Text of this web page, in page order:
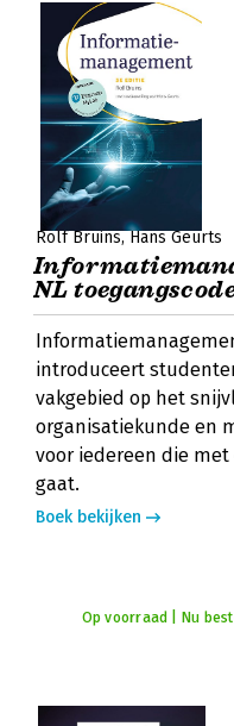
Rolf Bruins Hans Geurts
NL
introduceert
vakgebied op het
organisatiekunde en
voor iedereen die
gaat.
Boek bekijken
Op voorraad | Nu